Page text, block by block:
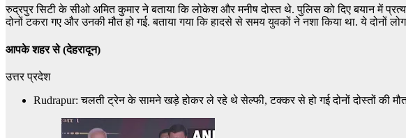
रुद्रपुर सिटी के सीओ अमित कुमार ने बताया कि लोकेश और मनीष दोस्त थे. पुलिस को दिए बयान में
दोनों टकरा गए और उनकी मौत हो गई. बताया गया कि हादसे से समय युवकों ने नशा किया था. ये
आपके शहर से(देहरादून)
उत्तर प्रदेश
Rudrapur: चलती ट्रेन के सामने खड़े होकर ले रहे थे सेल्फी, टक्कर से हो गई दोनों दोस्तों की